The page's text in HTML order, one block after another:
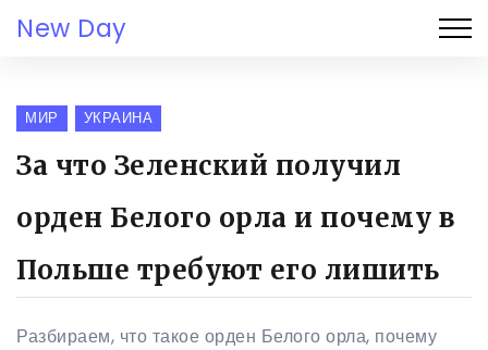
New Day
МИР УКРАИНА
За что Зеленский получил
орден Белого орла и почему в
Польше требуют его лишить
Разбираем, что такое орден Белого орла, почему